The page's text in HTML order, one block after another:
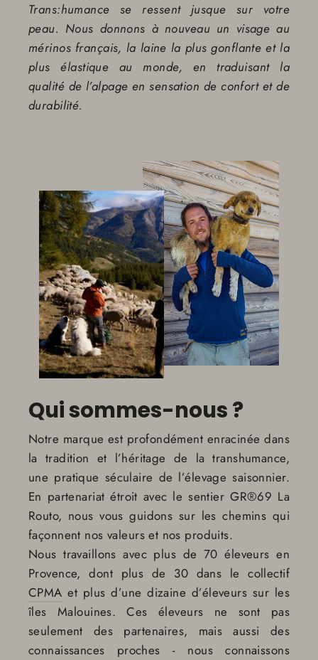
Trans:humance se ressent jusque sur votre
peau. Nous donnons à nouveau un visage au
mérinos français, la laine la plus gonflante et la
plus élastique au monde, en traduisant la
qualité de l’alpage en sensation de confort et de
durabilité.
Qui sommes-nous ?
Notre marque est profondément enracinée dans
la tradition et l’héritage de la transhumance,
une pratique séculaire de l’élevage saisonnier.
En partenariat étroit avec le sentier GR®69 La
Routo, nous vous guidons sur les chemins qui
façonnent nos valeurs et nos produits.
Nous travaillons avec plus de 70 éleveurs en
Provence, dont plus de 30 dans le collectif
CPMA et plus d’une dizaine d’éleveurs sur les
îles Malouines. Ces éleveurs ne sont pas
seulement des partenaires, mais aussi des
connaissances proches - nous connaissons